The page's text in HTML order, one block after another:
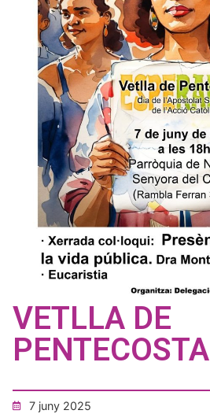
VETLLA DE
PENTECOSTA
7 juny 2025